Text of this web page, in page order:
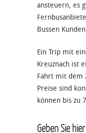
ansteuern, es
Bussen
Ein Trip mit
Kreuznach ist
Fahrt mit dem
Preise sind
können bis zu
Geben Sie